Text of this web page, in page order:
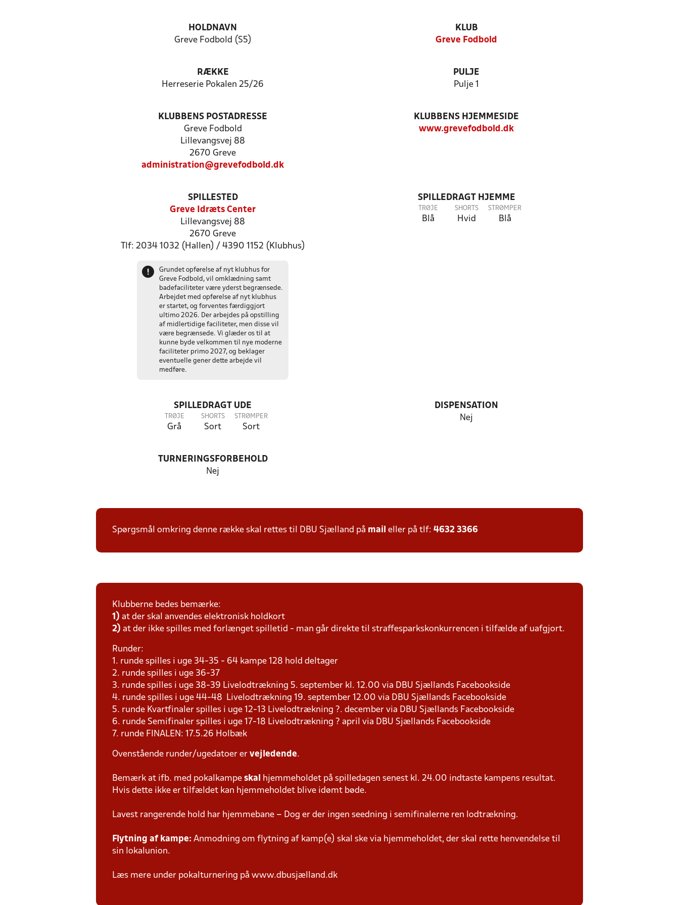
HOLDNAVN
Greve Fodbold (S5)
KLUB
Greve Fodbold
RÆKKE
Herreserie Pokalen 25/26
PULJE
Pulje 1
KLUBBENS POSTADRESSE
Greve Fodbold
Lillevangsvej 88
2670 Greve
administration@grevefodbold.dk
KLUBBENS HJEMMESIDE
www.grevefodbold.dk
SPILLESTED
Greve Idræts Center
Lillevangsvej 88
2670 Greve
Tlf: 2034 1032 (Hallen) / 4390 1152 (Klubhus)
!
Grundet opførelse af nyt klubhus for
Greve Fodbold, vil omklædning samt
badefaciliteter være yderst begrænsede.
Arbejdet med opførelse af nyt klubhus
er startet, og forventes færdiggjort
ultimo 2026. Der arbejdes på opstilling
af midlertidige faciliteter, men disse vil
være begrænsede. Vi glæder os til at
kunne byde velkommen til nye moderne
faciliteter primo 2027, og beklager
eventuelle gener dette arbejde vil
medføre.
SPILLEDRAGT HJEMME
TRØJE
Blå
SHORTS
Hvid
STRØMPER
Blå
SPILLEDRAGT UDE
TRØJE
Grå
SHORTS
Sort
STRØMPER
Sort
DISPENSATION
Nej
TURNERINGSFORBEHOLD
Nej
Spørgsmål omkring denne række skal rettes til DBU Sjælland på mail eller på tlf: 4632 3366
Klubberne bedes bemærke:
1) at der skal anvendes elektronisk holdkort
2) at der ikke spilles med forlænget spilletid - man går direkte til straffesparkskonkurrencen i tilfælde af uafgjort.
Runder:
1. runde spilles i uge 34-35 - 64 kampe 128 hold deltager
2. runde spilles i uge 36-37
3. runde spilles i uge 38-39 Livelodtrækning 5. september kl. 12.00 via DBU Sjællands Facebookside
4. runde spilles i uge 44-48 Livelodtrækning 19. september 12.00 via DBU Sjællands Facebookside
5. runde Kvartfinaler spilles i uge 12-13 Livelodtrækning ?. december via DBU Sjællands Facebookside
6. runde Semifinaler spilles i uge 17-18 Livelodtrækning ? april via DBU Sjællands Facebookside
7. runde FINALEN: 17.5.26 Holbæk
Ovenstående runder/ugedatoer er vejledende.
Bemærk at ifb. med pokalkampe skal
hjemmeholdet på spilledagen senest kl. 24.00 indtaste kampens resultat.
Hvis dette ikke er tilfældet kan hjemmeholdet blive idømt bøde.
Lavest rangerende hold har hjemmebane – Dog er der ingen seedning i semifinalerne ren lodtrækning.
Flytning af kampe: Anmodning om flytning af kamp(e) skal ske via hjemmeholdet, der skal rette henvendelse til
sin lokalunion.
Læs mere under pokalturnering på www.dbusjælland.dk